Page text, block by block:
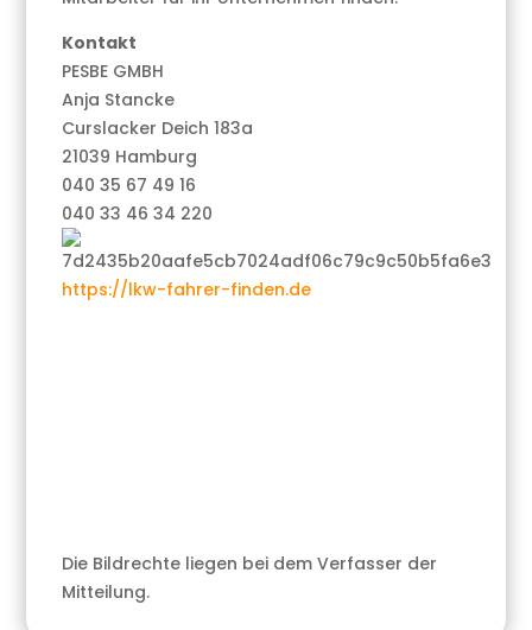
Kontakt
PESBE GMBH
Anja Stancke
Curslacker Deich 183a
21039 Hamburg
040 35 67 49 16
040 33 46 34 220
https://lkw-fahrer-finden.de
Die Bildrechte liegen bei dem Verfasser der
Mitteilung.